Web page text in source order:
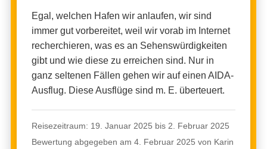
Egal, welchen Hafen wir anlaufen, wir sind
immer gut vorbereitet, weil wir vorab im Internet
recherchieren, was es an Sehenswürdigkeiten
gibt und wie diese zu erreichen sind. Nur in
ganz seltenen Fällen gehen wir auf einen AIDA-
Ausflug. Diese Ausflüge sind m. E. überteuert.
Reisezeitraum: 19. Januar 2025 bis 2. Februar 2025
Bewertung abgegeben am 4. Februar 2025 von Karin